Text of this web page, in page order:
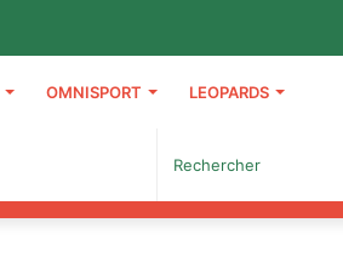
OMNISPORT LEOPARDS